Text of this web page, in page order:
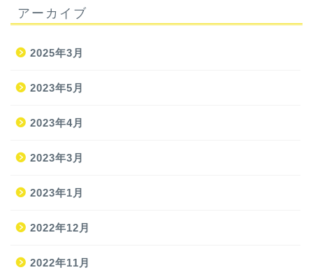
アーカイブ
2025年3月
2023年5月
2023年4月
2023年3月
2023年1月
2022年12月
2022年11月